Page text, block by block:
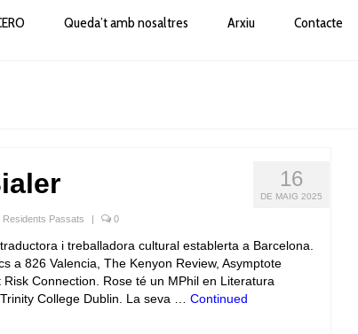
Queda’t amb nosaltres Arxiu Contacte
16
DE MAIG 2025
Residents Passats 0
i treballadora cultural establerta a Barcelona.
a 826 Valencia, The Kenyon Review, Asymptote
Risk Connection. Rose té un MPhil en Literatura
College Dublin. La seva … Continued